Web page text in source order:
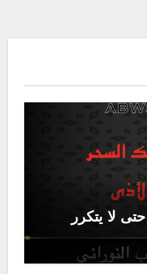
لا يتكرر